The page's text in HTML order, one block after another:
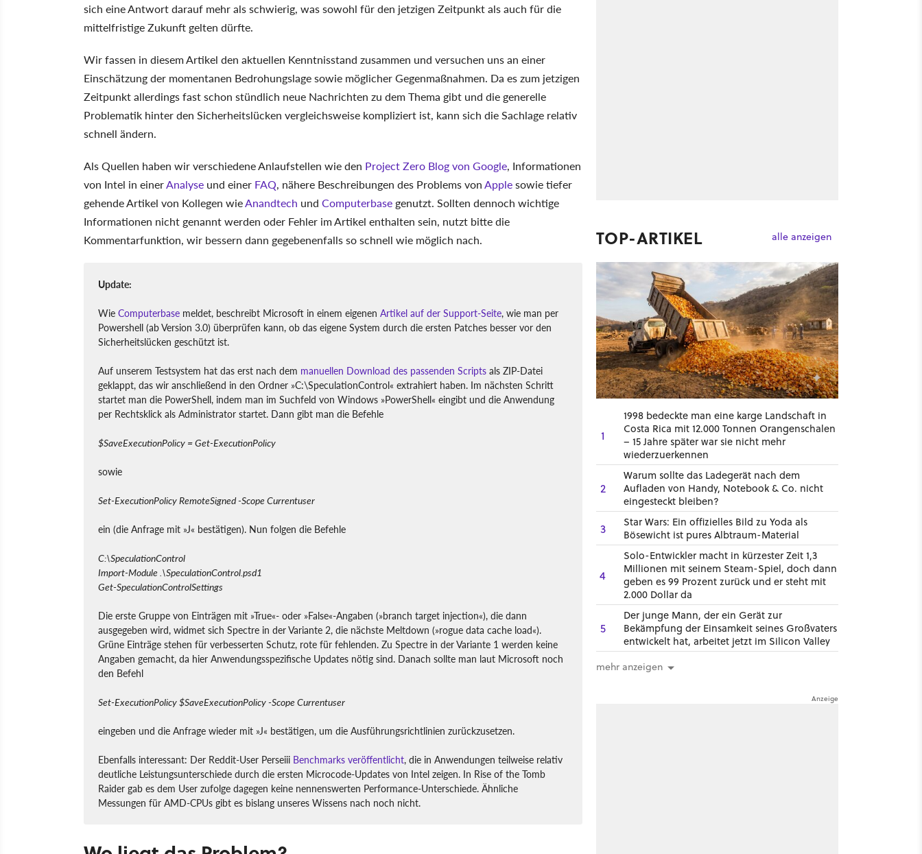
sich eine Antwort darauf mehr als schwierig, was sowohl für den jetzigen Zeitpunkt als auch für die
mittelfristige Zukunft gelten dürfte.
Wir fassen in diesem Artikel den aktuellen Kenntnisstand zusammen und versuchen uns an einer
Einschätzung der momentanen Bedrohungslage sowie möglicher Gegenmaßnahmen. Da es zum jetzigen
Zeitpunkt allerdings fast schon stündlich neue Nachrichten zu dem Thema gibt und die generelle
Problematik hinter den Sicherheitslücken vergleichsweise kompliziert ist, kann sich die Sachlage relativ
schnell ändern.
Als Quellen haben wir verschiedene Anlaufstellen wie den Project Zero Blog von Google, Informationen
von Intel in einerAnalyse und einer FAQ, nähere Beschreibungen des Problems vonApplesowie tiefer
gehende Artikel von Kollegen wieAnandtech und Computerbase genutzt. Sollten dennoch wichtige
Informationen nicht genannt werden oder Fehler im Artikel enthalten sein, nutzt bitte die
Kommentarfunktion, wir bessern dann gegebenenfalls so schnell wie möglich nach.
Update:
Wie Computerbase meldet, beschreibt Microsoft in einem eigenen Artikel auf der Support-Seite, wie man per
Powershell (ab Version 3.0) überprüfen kann, ob das eigene System durch die ersten Patches besser vor den
Sicherheitslücken geschützt ist.
Auf unserem Testsystem hat das erst nach dem manuellen Download des passenden Scripts als ZIP-Datei
geklappt, das wir anschließend in den Ordner »C:\SpeculationControl« extrahiert haben. Im nächsten Schritt
startet man die PowerShell, indem man im Suchfeld von Windows »PowerShell« eingibt und die Anwendung
per Rechtsklick als Administrator startet. Dann gibt man die Befehle
$SaveExecutionPolicy = Get-ExecutionPolicy
sowie
Set-ExecutionPolicy RemoteSigned -Scope Currentuser
ein (die Anfrage mit »J« bestätigen). Nun folgen die Befehle
C:\SpeculationControl
Import-Module .\SpeculationControl.psd1
Get-SpeculationControlSettings
Die erste Gruppe von Einträgen mit »True«- oder »False«-Angaben (»branch target injection«), die dann
ausgegeben wird, widmet sich Spectre in der Variante 2, die nächste Meltdown (»rogue data cache load«).
Grüne Einträge stehen für verbesserten Schutz, rote für fehlenden. Zu Spectre in der Variante 1 werden keine
Angaben gemacht, da hier Anwendungsspezifische Updates nötig sind. Danach sollte man laut Microsoft noch
den Befehl
Set-ExecutionPolicy $SaveExecutionPolicy -Scope Currentuser
eingeben und die Anfrage wieder mit »J« bestätigen, um die Ausführungsrichtlinien zurückzusetzen.
Ebenfalls interessant: Der Reddit-User Perseiii Benchmarks veröffentlicht, die in Anwendungen teilweise relativ
deutliche Leistungsunterschiede durch die ersten Microcode-Updates von Intel zeigen. In Rise of the Tomb
Raider gab es dem User zufolge dagegen keine nennenswerten Performance-Unterschiede. Ähnliche
Messungen für AMD-CPUs gibt es bislang unseres Wissens nach noch nicht.
TOP-ARTIKEL alle anzeigen
1
1998 bedeckte man eine karge Landschaft in
Costa Rica mit 12.000 Tonnen Orangenschalen
– 15 Jahre später war sie nicht mehr
wiederzuerkennen
2
Warum sollte das Ladegerät nach dem
Aufladen von Handy, Notebook & Co. nicht
eingesteckt bleiben?
3
Star Wars: Ein offizielles Bild zu Yoda als
Bösewicht ist pures Albtraum-Material
4
Solo-Entwickler macht in kürzester Zeit 1,3
Millionen mit seinem Steam-Spiel, doch dann
geben es 99 Prozent zurück und er steht mit
2.000 Dollar da
5
Der junge Mann, der ein Gerät zur
Bekämpfung der Einsamkeit seines Großvaters
entwickelt hat, arbeitet jetzt im Silicon Valley
mehr anzeigen